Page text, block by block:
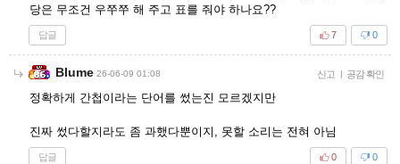
당은 무조건 우쭈쭈 해 주고 표를 줘야 하나요??
답글 0
7
Blume 26-06-09 01:08 신고 | 공감 확인
정확하게 간첩이라는 단어를 썼는진 모르겠지만
진짜 썼다할지라도 좀 과했다뿐이지, 못할 소리는 전혀 아님
답글 0
0